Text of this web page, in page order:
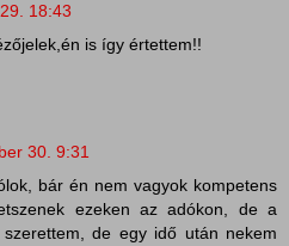
18:43
is így értettem!!
30. 9:31
bár én nem vagyok kompetens
ezeken az adókon, de a
de egy idő után nekem